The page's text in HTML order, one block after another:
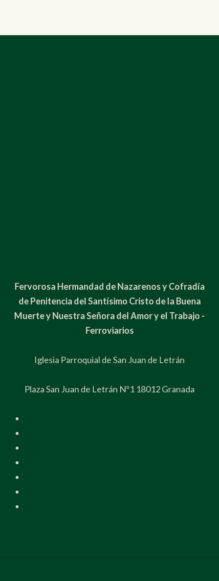
Fervorosa Hermandad de Nazarenos y Cofradía
de Penitencia del Santísimo Cristo de la Buena
Muerte y Nuestra Señora del Amor y el Trabajo -
Ferroviarios
Iglesia Parroquial de San Juan de Letrán
Plaza San Juan de Letrán Nº1 18012 Granada